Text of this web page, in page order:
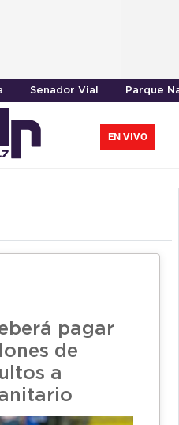
Senador Vial Parque
EN VIVO
pagar
de
a